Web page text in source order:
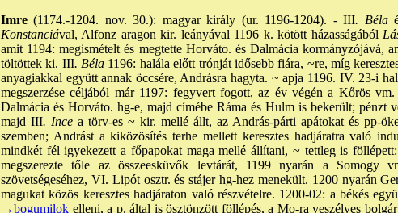
Imre (1174.-1204. nov. 30.): magyar király (ur. 1196-1204). - III. Béla
Konstanciával, Alfonz aragon kir. leányával 1196 k. kötött házasságából
amit 1194: megismételt és megtette Horváto. és Dalmácia kormányzójává,
töltöttek ki. III. Béla 1196: halála előtt trónját idősebb fiára, ~re, míg
anyagiakkal együtt annak öccsére, Andrásra hagyta. ~ apja 1196. IV. 23-i
megszerzése céljából már 1197: fegyvert fogott, az év végén a Kőrös
Dalmácia és Horváto. hg-e, majd címébe Ráma és Hulm is bekerült; pénzt
majd III. Ince a törv-es ~ kir. mellé állt, az András-párti apátokat és pp-
szemben; Andrást a kiközösítés terhe mellett keresztes hadjáratra való
mindkét fél igyekezett a főpapokat maga mellé állítani, ~ tettleg is
megszerezte tőle az összeesküvők levtárát, 1199 nyarán a Somogy
szövetségeséhez, VI. Lipót osztr. és stájer hg-hez menekült. 1200 nyarán
magukat közös keresztes hadjáraton való részvételre. 1200-02: a békés
→bogumilok elleni, a p. által is ösztönzött föllépés, a Mo-ra veszélyes